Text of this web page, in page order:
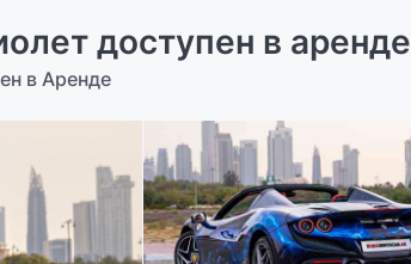
доступен в аренде
в Аренде